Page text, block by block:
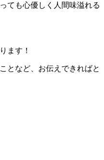
ても心優しく人間味溢れる
ます！
となど、お伝えできればと